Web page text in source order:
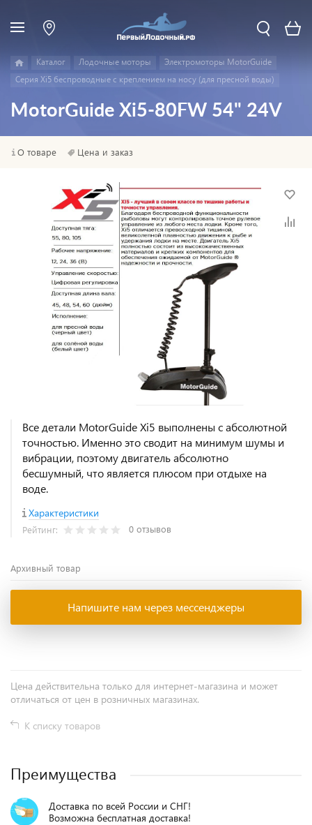
Каталог Лодочные моторы
Электромоторы MotorGuide
Серия Xi5 беспроводные с креплением на носу (для пресной воды)
MotorGuide Xi5-80FW 54" 24V
О товаре Цена и заказ
Все детали MotorGuide Xi5 выполнены с абсолютной
точностью. Именно это сводит на минимум шумы и
вибрации, поэтому двигатель абсолютно
бесшумный, что является плюсом при отдыхе на
воде.
Характеристики
Рейтинг: 0 отзывов
Архивный товар
Напишите нам через мессенджеры
Цена действительна только для интернет-магазина и может
отличаться от цен в розничных магазинах.
К списку товаров
Преимущества
Доставка по всей России и СНГ!
Возможна бесплатная доставка!